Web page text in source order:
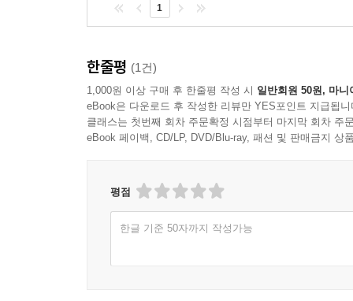
1
한줄평 (1건)
1,000원 이상 구매 후 한줄평 작성 시 일반회원 50원, 마니
eBook은 다운로드 후 작성한 리뷰만 YES포인트 지급됩니
클래스는 첫번째 회차 주문확정 시점부터 마지막 회차 주
eBook 페이백, CD/LP, DVD/Blu-ray, 패션 및 판매금지 상
평점
한글 기준 50자까지 작성가능